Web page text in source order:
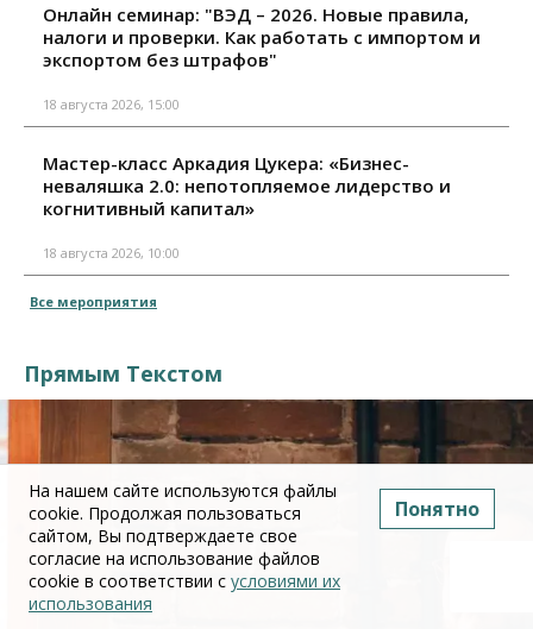
Онлайн семинар: "ВЭД – 2026. Новые правила,
налоги и проверки. Как работать с импортом и
экспортом без штрафов"
18 августа 2026, 15:00
Мастер-класс Аркадия Цукера: «Бизнес-
неваляшка 2.0: непотопляемое лидерство и
когнитивный капитал»
18 августа 2026, 10:00
Все мероприятия
Прямым Текстом
На нашем сайте используются файлы
cookie. Продолжая пользоваться
сайтом, Вы подтверждаете свое
согласие на использование файлов
cookie в соответствии с условиями их
использования
Понятно